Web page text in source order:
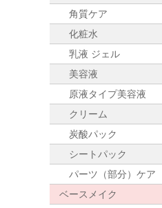
角質ケア
化粧水
乳液 ジェル
美容液
原液タイプ美容液
クリーム
炭酸パック
シートパック
パーツ（部分）ケア
ベースメイク